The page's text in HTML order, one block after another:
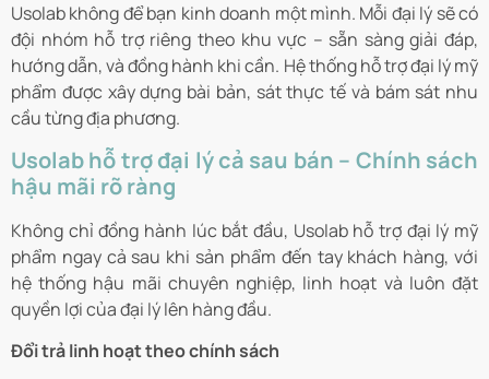
Usolab không để bạn kinh doanh một mình. Mỗi đại lý sẽ có
đội nhóm hỗ trợ riêng theo khu vực – sẵn sàng giải đáp,
hướng dẫn, và đồng hành khi cần. Hệ thống hỗ trợ đại lý mỹ
phẩm được xây dựng bài bản, sát thực tế và bám sát nhu
cầu từng địa phương.
Usolab hỗ trợ đại lý cả sau bán – Chính sách
hậu mãi rõ ràng
Không chỉ đồng hành lúc bắt đầu, Usolab hỗ trợ đại lý mỹ
phẩm ngay cả sau khi sản phẩm đến tay khách hàng, với
hệ thống hậu mãi chuyên nghiệp, linh hoạt và luôn đặt
quyền lợi của đại lý lên hàng đầu.
Đổi trả linh hoạt theo chính sách